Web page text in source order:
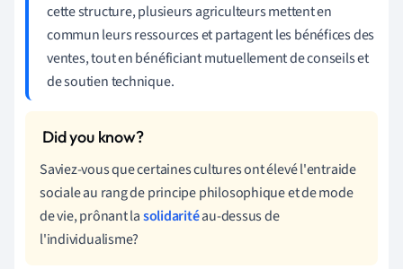
cette structure, plusieurs agriculteurs mettent en
commun leurs ressources et partagent les bénéfices des
ventes, tout en bénéficiant mutuellement de conseils et
de soutien technique.
Saviez-vous que certaines cultures ont élevé l'entraide
sociale au rang de principe philosophique et de mode
de vie, prônant lasolidaritéau-dessus de
l'individualisme?